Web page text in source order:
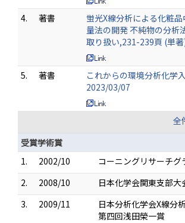
4. 著書
蛍光X線分析による化粧
量法の開発 不純物の分析
取り扱い,231-239頁 (単
5. 著書
これからの環境分析化
2023/03/07
全
受賞学術賞
1.
2002/10
コーニングリサーチグ
2.
2008/10
日本化学会関東支部大
3.
2009/11
日本分析化学会X線分
第四回浅田榮一賞